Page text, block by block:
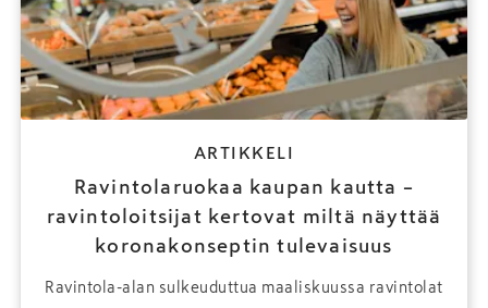
ARTIKKELI
Ravintolaruokaa kaupan kautta –
ravintoloitsijat kertovat miltä näyttää
koronakonseptin tulevaisuus
Ravintola-alan sulkeuduttua maaliskuussa ravintolat